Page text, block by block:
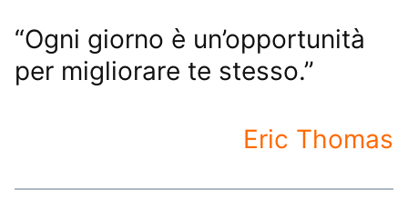
“Ogni giorno è un’opportunità
per migliorare te stesso.”
Eric Thomas